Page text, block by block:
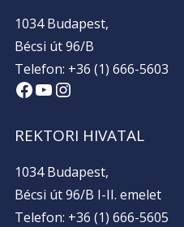
1034 Budapest,
Bécsi út 96/B
Telefon: +36 (1) 666-5603
Facebook
YouTube
Instagram
REKTORI HIVATAL
1034 Budapest,
Bécsi út 96/B I-II. emelet
Telefon: +36 (1) 666-5605